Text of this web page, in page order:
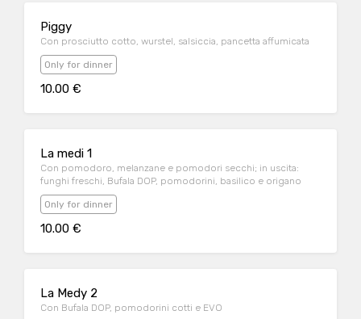
Piggy
Con prosciutto cotto, wurstel, salsiccia, pancetta affumicata
Only for dinner
10.00 €
La medi 1
Con pomodoro, melanzane e pomodori secchi; in uscita:
funghi freschi, Bufala DOP, pomodorini, basilico e origano
Only for dinner
10.00 €
La Medy 2
Con Bufala DOP, pomodorini cotti e EVO